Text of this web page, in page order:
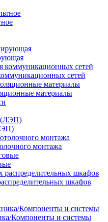
сетей
материалы
монтажа
шкафов
Компоненты и системы